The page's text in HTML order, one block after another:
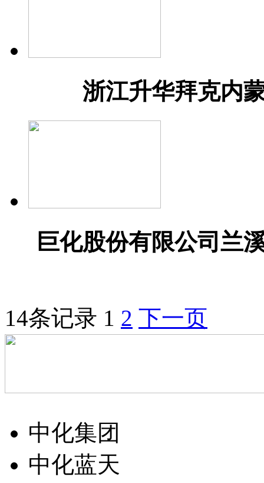
浙江升华拜克内
巨化股份有限公司兰
14条记录 1 2 下一页
中化集团
中化蓝天